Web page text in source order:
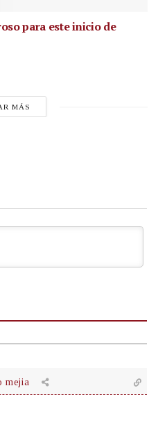
para este inicio de
MÁS
mejia